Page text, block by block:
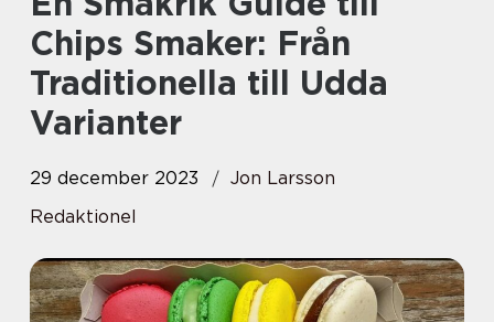
Chips Smaker: Från
Traditionella till Udda
Varianter
29 december 2023
Jon Larsson
Redaktionel